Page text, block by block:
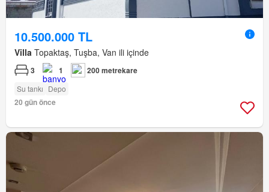
10.500.000 TL
Villa Topaktaş, Tuşba, Van ili içinde
3 1 200 metrekare
Su tankı Depo
20 gün önce